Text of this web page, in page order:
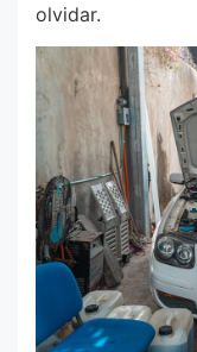
olvidar.